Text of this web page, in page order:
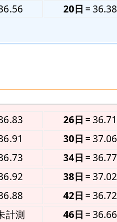
20日
36.38
26日
36.71
30日
37.06
34日
36.77
38日
37.02
42日
36.72
計測 46日
36.66